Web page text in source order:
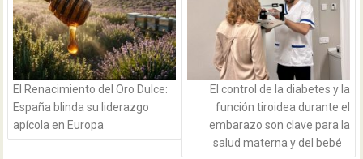
El Renacimiento del Oro Dulce:
España blinda su liderazgo
apícola en Europa
El control de la diabetes y la
función tiroidea durante el
embarazo son clave para la
salud materna y del bebé